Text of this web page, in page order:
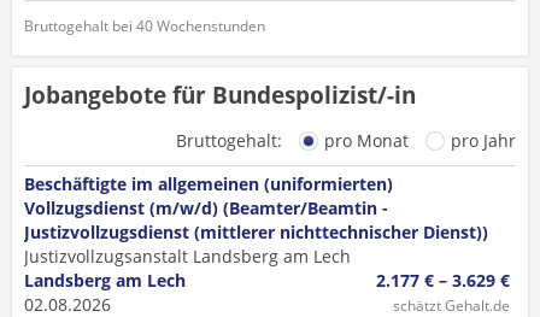
Bruttogehalt bei 40 Wochenstunden
Jobangebote für Bundespolizist/-in
Bruttogehalt: pro Monat
pro Jahr
Beschäftigte im allgemeinen (uniformierten)
Vollzugsdienst (m/w/d) (Beamter/Beamtin -
Justizvollzugsdienst (mittlerer nichttechnischer Dienst))
Justizvollzugsanstalt Landsberg am Lech
Landsberg am Lech
02.08.2026
2.177 € – 3.629 €
schätzt Gehalt.de